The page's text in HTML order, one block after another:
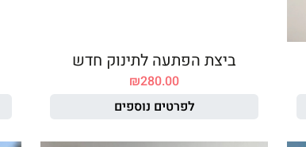
ביצת הפתעה לתינוק חדש
₪280.00
לפרטים נוספים